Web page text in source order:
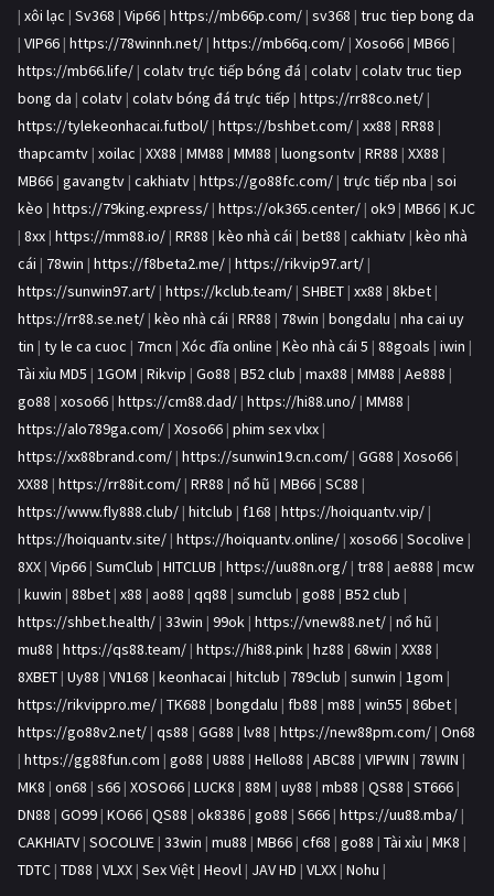
| xôi lạc | Sv368 | Vip66 | https://mb66p.com/ | sv368 | truc tiep bong da
| VIP66 | https://78winnh.net/ | https://mb66q.com/ | Xoso66 | MB66 |
https://mb66.life/ | colatv trực tiếp bóng đá | colatv | colatv truc tiep
bong da | colatv | colatv bóng đá trực tiếp | https://rr88co.net/ |
https://tylekeonhacai.futbol/ | https://bshbet.com/ | xx88 | RR88 |
thapcamtv | xoilac | XX88 | MM88 | MM88 | luongsontv | RR88 | XX88 |
MB66 | gavangtv | cakhiatv | https://go88fc.com/ | trực tiếp nba | soi
kèo | https://79king.express/ | https://ok365.center/ | ok9 | MB66 | KJC
| 8xx | https://mm88.io/ | RR88 | kèo nhà cái | bet88 | cakhiatv | kèo nhà
cái | 78win | https://f8beta2.me/ | https://rikvip97.art/ |
https://sunwin97.art/ | https://kclub.team/ | SHBET | xx88 | 8kbet |
https://rr88.se.net/ | kèo nhà cái | RR88 | 78win | bongdalu | nha cai uy
tin | ty le ca cuoc | 7mcn | Xóc đĩa online | Kèo nhà cái 5 | 88goals | iwin |
Tài xỉu MD5 | 1GOM | Rikvip | Go88 | B52 club | max88 | MM88 | Ae888 |
go88 | xoso66 | https://cm88.dad/ | https://hi88.uno/ | MM88 |
https://alo789ga.com/ | Xoso66 | phim sex vlxx |
https://xx88brand.com/ | https://sunwin19.cn.com/ | GG88 | Xoso66 |
XX88 | https://rr88it.com/ | RR88 | nổ hũ | MB66 | SC88 |
https://www.fly888.club/ | hitclub | f168 | https://hoiquantv.vip/ |
https://hoiquantv.site/ | https://hoiquantv.online/ | xoso66 | Socolive |
8XX | Vip66 | SumClub | HITCLUB | https://uu88n.org/ | tr88 | ae888 | mcw
| kuwin | 88bet | x88 | ao88 | qq88 | sumclub | go88 | B52 club |
https://shbet.health/ | 33win | 99ok | https://vnew88.net/ | nổ hũ |
mu88 | https://qs88.team/ | https://hi88.pink | hz88 | 68win | XX88 |
8XBET | Uy88 | VN168 | keonhacai | hitclub | 789club | sunwin | 1gom |
https://rikvippro.me/ | TK688 | bongdalu | fb88 | m88 | win55 | 86bet |
https://go88v2.net/ | qs88 | GG88 | lv88 | https://new88pm.com/ | On68
| https://gg88fun.com | go88 | U888 | Hello88 | ABC88 | VIPWIN | 78WIN |
MK8 | on68 | s66 | XOSO66 | LUCK8 | 88M | uy88 | mb88 | QS88 | ST666 |
DN88 | GO99 | KO66 | QS88 | ok8386 | go88 | S666 | https://uu88.mba/ |
CAKHIATV | SOCOLIVE | 33win | mu88 | MB66 | cf68 | go88 | Tài xỉu | MK8 |
TDTC | TD88 | VLXX | Sex Việt | Heovl | JAV HD | VLXX | Nohu |